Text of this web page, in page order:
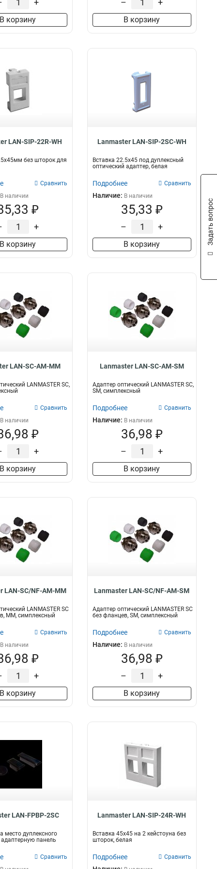
PC-FC/PC 50
PC-LC/PC 50
PC-ST/PC 52
+
В корзину
– +
В корзину
LAN-SIP-22R-WH
без шторок для
Сравнить
В наличии
₽
+
В корзину
Lanmaster LAN-SIP-2SC-WH
Вставка 22.5х45 под дуплексный
оптический адаптер, белая
Подробнее Сравнить
Наличие: В наличии
35,33 ₽
– +
В корзину
LAN-SC-AM-MM
LANMASTER SC,
Сравнить
В наличии
₽
+
В корзину
Lanmaster LAN-SC-AM-SM
Адаптер оптический LANMASTER SC,
SM, симплексный
Подробнее Сравнить
Наличие: В наличии
36,98 ₽
– +
В корзину
LAN-SC/NF-AM-MM
LANMASTER SC
MM, симплексный
Сравнить
В наличии
₽
+
В корзину
Lanmaster LAN-SC/NF-AM-SM
Адаптер оптический LANMASTER SC
без фланцев, SM, симплексный
Подробнее Сравнить
Наличие: В наличии
36,98 ₽
– +
В корзину
LAN-FPBP-2SC
место дуплексного
панель
Сравнить
Lanmaster LAN-SIP-24R-WH
Вставка 45х45 на 2 кейстоуна без
шторок, белая
Подробнее Сравнить
Задать вопрос